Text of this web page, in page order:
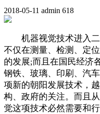
2018-05-11 admin 618
机器视觉技术进入二
不仅在测量、检测、定
的发展;而且在国民经济
钢铁、玻璃、印刷、汽
项新的朝阳发展技术，
构、政府的关注。而且
觉这项技术必然需要和